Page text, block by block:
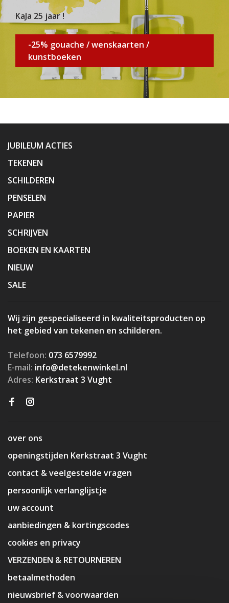
KaJa 25 jaar !
-25% gouache / wenskaarten /
kunstboeken
JUBILEUM ACTIES
TEKENEN
SCHILDEREN
PENSELEN
PAPIER
SCHRIJVEN
BOEKEN EN KAARTEN
NIEUW
SALE
Wij zijn gespecialiseerd in kwaliteitsproducten op
het gebied van tekenen en schilderen.
Telefoon: 073 6579992
E-mail: info@detekenwinkel.nl
Adres: Kerkstraat 3 Vught
over ons
openingstijden Kerkstraat 3 Vught
contact & veelgestelde vragen
persoonlijk verlanglijstje
uw account
aanbiedingen & kortingscodes
cookies en privacy
VERZENDEN & RETOURNEREN
betaalmethoden
nieuwsbrief & voorwaarden